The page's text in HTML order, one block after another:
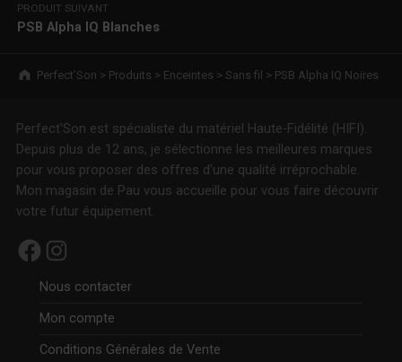
PRODUIT SUIVANT
PSB Alpha IQ Blanches
Breadcrumbs navigation
Perfect’Son > Produits > Enceintes > Sans fil > PSB Alpha IQ Noires
Perfect'Son est spécialiste du matériel Haute-Fidélité (HIFI).
Depuis plus de 12 ans, je sélectionne les meilleures marques
pour vous proposer des offres d'une qualité irréprochable.
Mon magasin de Pau vous accueille pour vous faire découvrir
votre futur équipement.
Facebook Instagram
Nous contacter
Mon compte
Conditions Générales de Vente